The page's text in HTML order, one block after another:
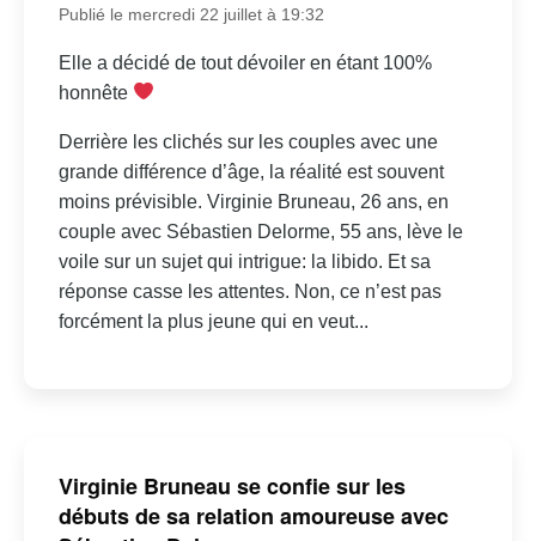
Publié le mercredi 22 juillet à 19:32
Elle a décidé de tout dévoiler en étant 100%
honnête
Derrière les clichés sur les couples avec une
grande différence d’âge, la réalité est souvent
moins prévisible. Virginie Bruneau, 26 ans, en
couple avec Sébastien Delorme, 55 ans, lève le
voile sur un sujet qui intrigue: la libido. Et sa
réponse casse les attentes. Non, ce n’est pas
forcément la plus jeune qui en veut...
Virginie Bruneau se confie sur les
débuts de sa relation amoureuse avec